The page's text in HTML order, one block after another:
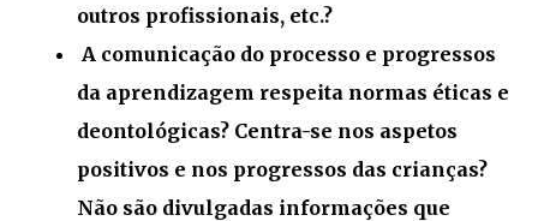
outros profissionais, etc.?
A comunicação do processo e progressos
da aprendizagem respeita normas éticas e
deontológicas? Centra-se nos aspetos
positivos e nos progressos das crianças?
Não são divulgadas informações que